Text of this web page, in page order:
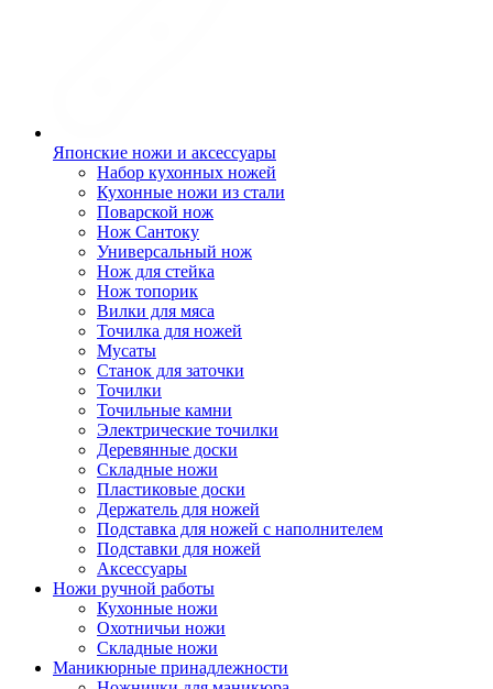
Японские ножи и аксессуары
Набор кухонных ножей
Кухонные ножи из стали
Поварской нож
Нож Сантоку
Универсальный нож
Нож для стейка
Нож топорик
Вилки для мяса
Точилка для ножей
Мусаты
Станок для заточки
Точилки
Точильные камни
Электрические точилки
Деревянные доски
Складные ножи
Пластиковые доски
Держатель для ножей
Подставка для ножей с наполнителем
Подставки для ножей
Аксессуары
Ножи ручной работы
Кухонные ножи
Охотничьи ножи
Складные ножи
Маникюрные принадлежности